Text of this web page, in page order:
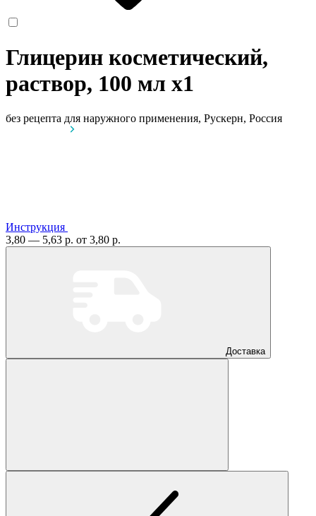
Глицерин косметический,
раствор, 100 мл x1
без рецепта для наружного применения, Рускерн, Россия
Инструкция
3,80 — 5,63 р. от 3,80 р.
Доставка